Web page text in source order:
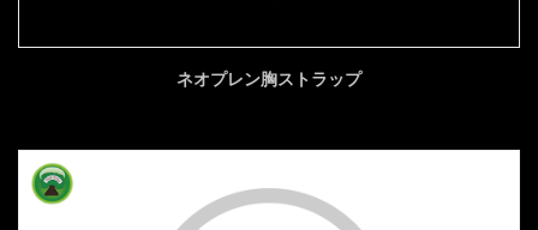
ネオプレン胸ストラップ